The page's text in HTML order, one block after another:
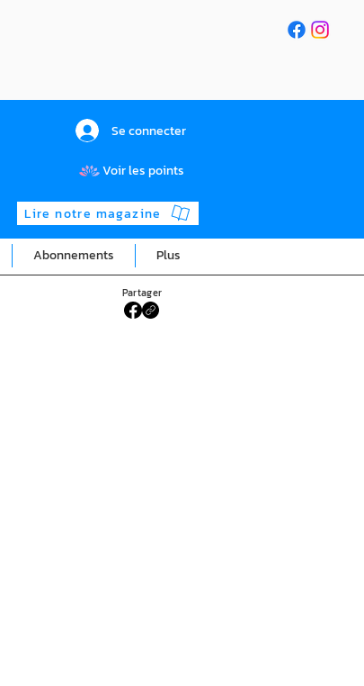
Se connecter
Voir les points
Lire notre magazine
Abonnements Plus
Partager